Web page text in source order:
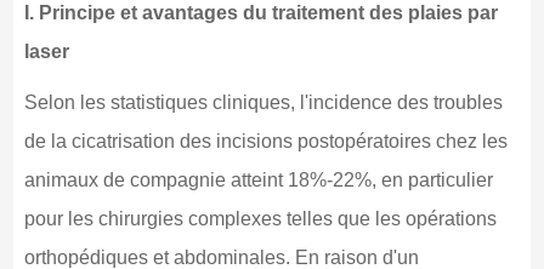
I. Principe et avantages du traitement des plaies par
laser
Selon les statistiques cliniques, l'incidence des troubles
de la cicatrisation des incisions postopératoires chez les
animaux de compagnie atteint 18%-22%, en particulier
pour les chirurgies complexes telles que les opérations
orthopédiques et abdominales. En raison d'un